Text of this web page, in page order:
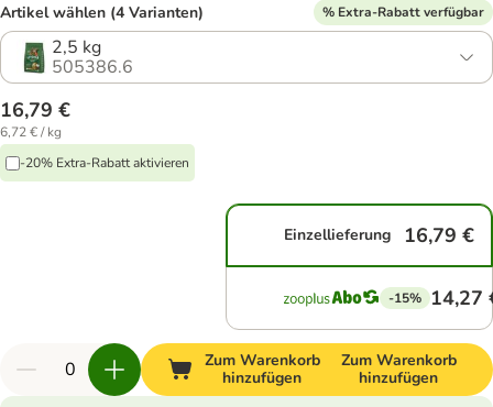
Artikel wählen (4 Varianten) % Extra-Rabatt verfügbar
2,5 kg
505386.6
16,79 €
6,72 € / kg
-20% Extra-Rabatt aktivieren
Einzellieferung 16,79 €
-15% 14,27
Zum Warenkorb
hinzufügen
Zum Warenkorb
hinzufügen